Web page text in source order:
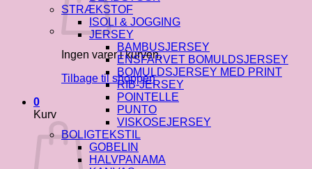
Ingen varer i kurven.
Tilbage til shoppen
0
Kurv
STRÆKSTOF
ISOLI & JOGGING
JERSEY
BAMBUSJERSEY
ENSFARVET BOMULDSJERSEY
BOMULDSJERSEY MED PRINT
RIB-JERSEY
POINTELLE
PUNTO
VISKOSEJERSEY
BOLIGTEKSTIL
GOBELIN
HALVPANAMA